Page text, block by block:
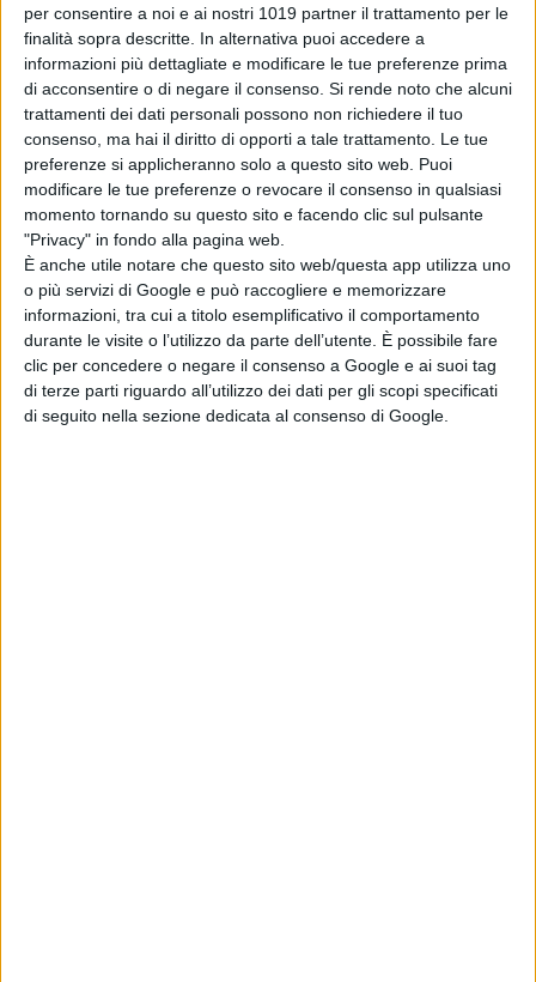
per consentire a noi e ai nostri 1019 partner il trattamento per le
finalità sopra descritte. In alternativa puoi accedere a
informazioni più dettagliate e modificare le tue preferenze prima
di acconsentire o di negare il consenso. Si rende noto che alcuni
trattamenti dei dati personali possono non richiedere il tuo
consenso, ma hai il diritto di opporti a tale trattamento. Le tue
preferenze si applicheranno solo a questo sito web. Puoi
modificare le tue preferenze o revocare il consenso in qualsiasi
momento tornando su questo sito e facendo clic sul pulsante
"Privacy" in fondo alla pagina web.
È anche utile notare che questo sito web/questa app utilizza uno
o più servizi di Google e può raccogliere e memorizzare
informazioni, tra cui a titolo esemplificativo il comportamento
durante le visite o l’utilizzo da parte dell’utente. È possibile fare
clic per concedere o negare il consenso a Google e ai suoi tag
di terze parti riguardo all’utilizzo dei dati per gli scopi specificati
di seguito nella sezione dedicata al consenso di Google.
Wildwood – I
segreti del bosco:
il poster
stop-motion
LAIKA
di La Redazione
nuovo film di Ben
Wheatley
di La Redazione
Godzilla Minus
Zero: il re dei
mostri torna nel
teaser trailer